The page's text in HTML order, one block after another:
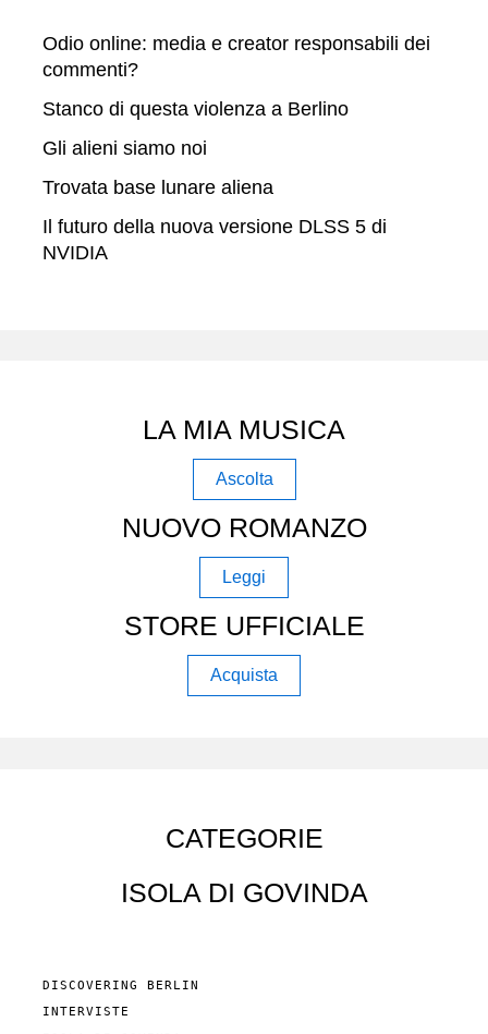
Odio online: media e creator responsabili dei
commenti?
Stanco di questa violenza a Berlino
Gli alieni siamo noi
Trovata base lunare aliena
Il futuro della nuova versione DLSS 5 di
NVIDIA
LA MIA MUSICA
Ascolta
NUOVO ROMANZO
Leggi
STORE UFFICIALE
Acquista
CATEGORIE
ISOLA DI GOVINDA
DISCOVERING BERLIN
INTERVISTE